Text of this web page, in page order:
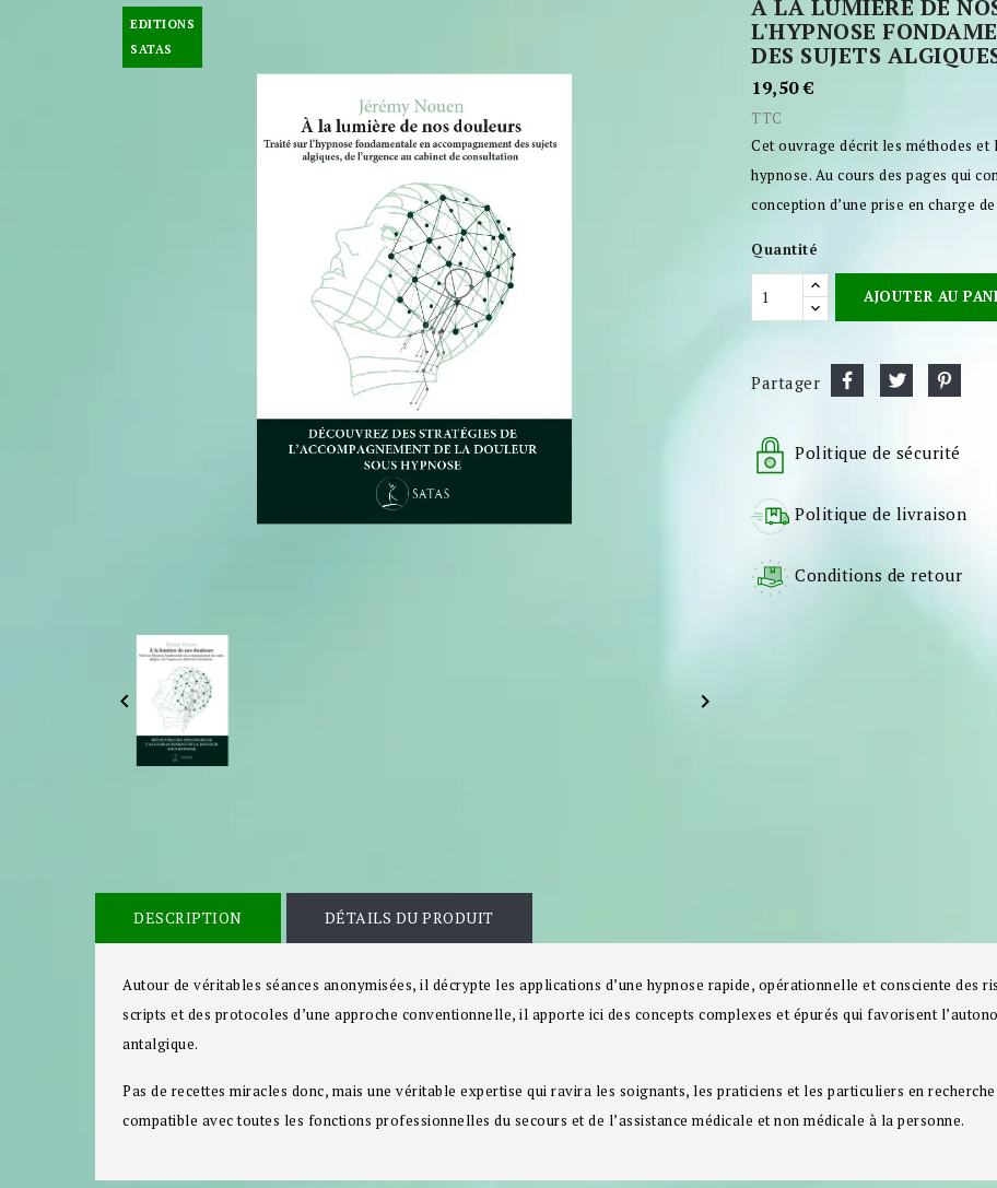
EDITIONS
SATAS
 
A LA LUMIÈRE DE
L'HYPNOSE
DES SUJETS
19,50 €
TTC
Cet ouvrage décrit les méthodes et
hypnose. Au cours des pages qui
conception d’une prise en charge
Quantité
AJOUTER AU
Partager
Politique de sécurité
Politique de livraison
Conditions de retour
DESCRIPTION DÉTAILS DU PRODUIT
Autour de véritables séances anonymisées, il décrypte les applications d’une hypnose rapide, opérationnelle et consciente des
scripts et des protocoles d’une approche conventionnelle, il apporte ici des concepts complexes et épurés qui favorisent
antalgique.
Pas de recettes miracles donc, mais une véritable expertise qui ravira les soignants, les praticiens et les particuliers en
compatible avec toutes les fonctions professionnelles du secours et de l’assistance médicale et non médicale à la personne.